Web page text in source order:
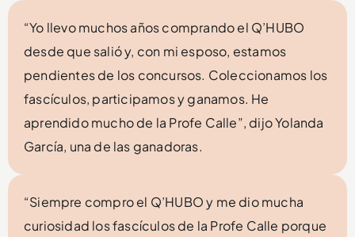
“Yo llevo muchos años comprando el Q’HUBO
desde que salió y, con mi esposo, estamos
pendientes de los concursos. Coleccionamos los
fascículos, participamos y ganamos. He
aprendido mucho de la Profe Calle”, dijo Yolanda
García, una de las ganadoras.
“Siempre compro el Q’HUBO y me dio mucha
curiosidad los fascículos de la Profe Calle porque